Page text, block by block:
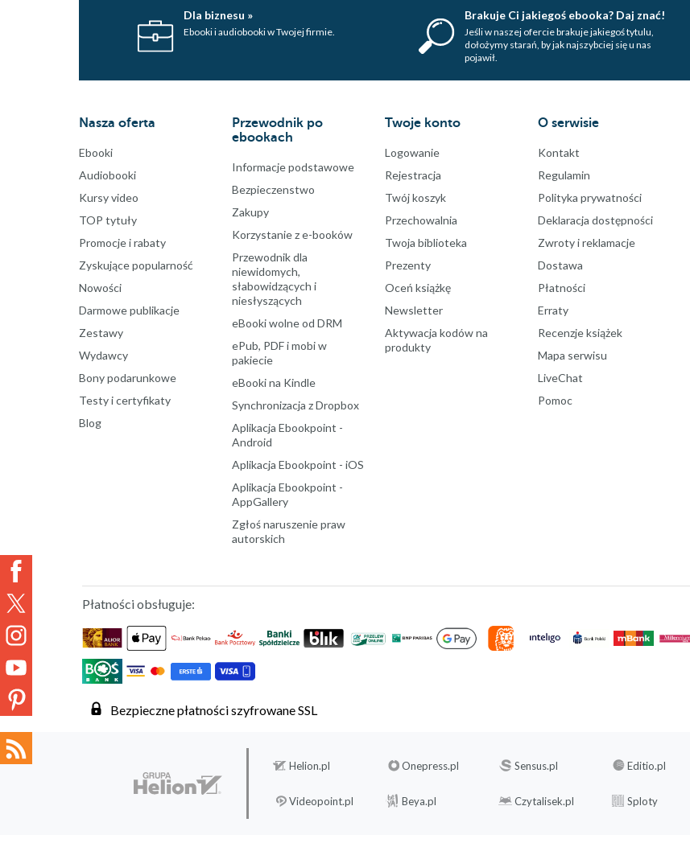
Dla biznesu »
Ebooki i audiobooki w Twojej firmie.
Brakuje Ci jakiegoś ebooka? Daj znać!
Jeśli w naszej ofercie brakuje jakiegoś tytulu,
dołożymy starań, by jak najszybciej się u nas
pojawił.
Nasza oferta
Ebooki
Audiobooki
Kursy video
TOP tytuły
Promocje i rabaty
Zyskujące popularność
Nowości
Darmowe publikacje
Zestawy
Wydawcy
Bony podarunkowe
Testy i certyfikaty
Blog
Przewodnik po
ebookach
Informacje podstawowe
Bezpieczenstwo
Zakupy
Korzystanie z e-booków
Przewodnik dla
niewidomych,
słabowidzących i
niesłyszących
eBooki wolne od DRM
ePub, PDF i mobi w
pakiecie
eBooki na Kindle
Synchronizacja z Dropbox
Aplikacja Ebookpoint -
Android
Aplikacja Ebookpoint - iOS
Aplikacja Ebookpoint -
AppGallery
Zgłoś naruszenie praw
autorskich
Twoje konto
Logowanie
Rejestracja
Twój koszyk
Przechowalnia
Twoja biblioteka
Prezenty
Oceń książkę
Newsletter
Aktywacja kodów na
produkty
O serwisie
Kontakt
Regulamin
Polityka prywatności
Deklaracja dostępności
Zwroty i reklamacje
Dostawa
Płatności
Erraty
Recenzje książek
Mapa serwisu
LiveChat
Pomoc
Płatności obsługuje:
Bezpieczne płatności szyfrowane SSL
Helion.pl Onepress.pl Sensus.pl Editio.pl
Videopoint.pl Beya.pl Czytalisek.pl Sploty